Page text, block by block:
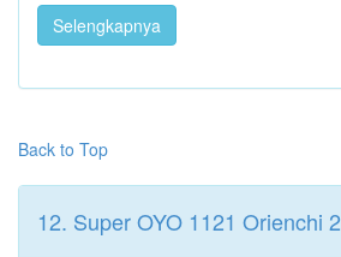
Selengkapnya
Back to Top
12. Super OYO 1121 Orienchi 2